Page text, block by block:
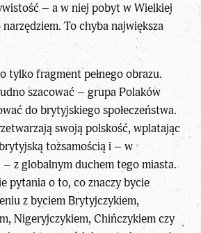
– a w niej pobyt w Wielkiej
To chyba największa
tylko fragment pełnego obrazu.
szacować – grupa Polaków
do brytyjskiego społeczeństwa.
swoją polskość, wplatając
tożsamością i – w
z globalnym duchem tego miasta.
pytania o to, co znaczy bycie
z byciem Brytyjczykiem,
Nigeryjczykiem, Chińczykiem czy